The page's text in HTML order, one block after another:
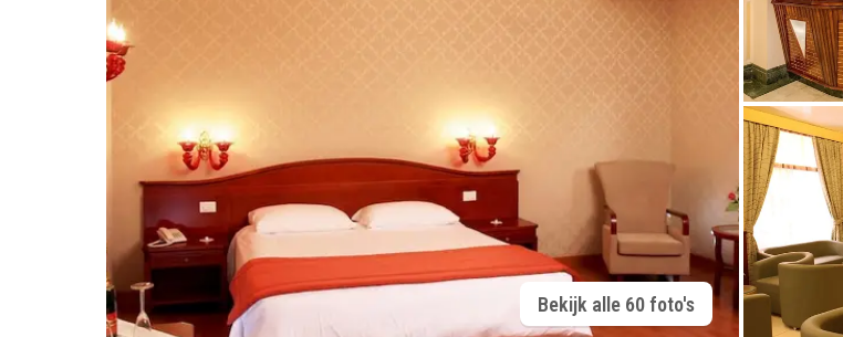
Bekijk alle 60 foto's